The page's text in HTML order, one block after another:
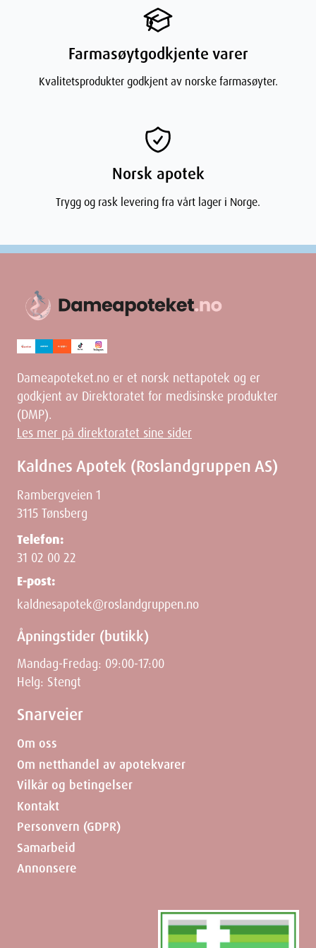
Farmasøytgodkjente varer
Kvalitetsprodukter godkjent av norske farmasøyter.
Norsk apotek
Trygg og rask levering fra vårt lager i Norge.
Dameapoteket.no er et norsk nettapotek og er
godkjent av Direktoratet for medisinske produkter
(DMP).
Les mer på direktoratet sine sider
Kaldnes Apotek (Roslandgruppen AS)
Rambergveien 1
3115 Tønsberg
Telefon:
31 02 00 22
E-post:
kaldnesapotek@roslandgruppen.no
Åpningstider (butikk)
Mandag-Fredag: 09:00-17:00
Helg: Stengt
Snarveier
Om oss
Om netthandel av apotekvarer
Vilkår og betingelser
Kontakt
Personvern (GDPR)
Samarbeid
Annonsere